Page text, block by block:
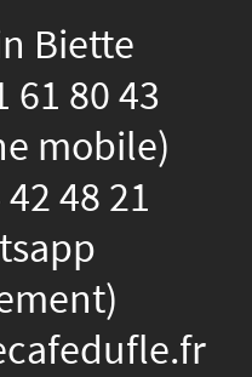
Biette
61 80 43
mobile)
48 21